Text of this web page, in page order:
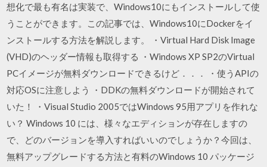
想化で最も有名は実装で、Windows10にもインストールして使
うことができます。この記事では、Windows10にDockerをイ
ンストールする方法を解説します。 ・Virtual Hard Disk Image
(VHD)のヘッダー情報も取得する ・Windows XP SP2のVirtual
PCイメージが無料ダウンロードできるけど．．． ・使うAPIの
対応OSに注意しよう ・DDKの無料ダウンロードが開始されて
いた！ ・Visual Studio 2005ではWindows 95用アプリを作れな
い？ Windows 10 には、様々なエディションが存在しますの
で、どのバージョンを導入すればいいのでしょうか？今回は、
無料アップグレードする方法と有料のWindows 10 パッケージ